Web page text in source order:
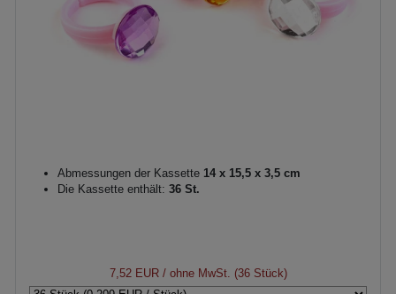
Abmessungen der Kassette 14 x 15,5 x 3,5 cm
Die Kassette enthält: 36 St.
7,52 EUR/ ohne MwSt. (36 Stück)